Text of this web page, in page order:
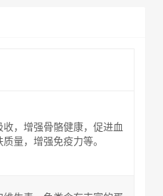
，增强骨骼健康，促进血
量，增强免疫力等。